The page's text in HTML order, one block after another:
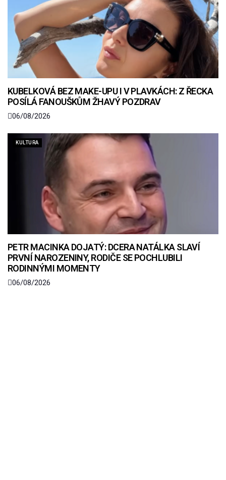
KUBELKOVÁ BEZ MAKE-UPU I V PLAVKÁCH: Z ŘECKA
POSÍLÁ FANOUŠKŮM ŽHAVÝ POZDRAV
06/08/2026
KULTURA
PETR MACINKA DOJATÝ: DCERA NATÁLKA SLAVÍ
PRVNÍ NAROZENINY, RODIČE SE POCHLUBILI
RODINNÝMI MOMENTY
06/08/2026